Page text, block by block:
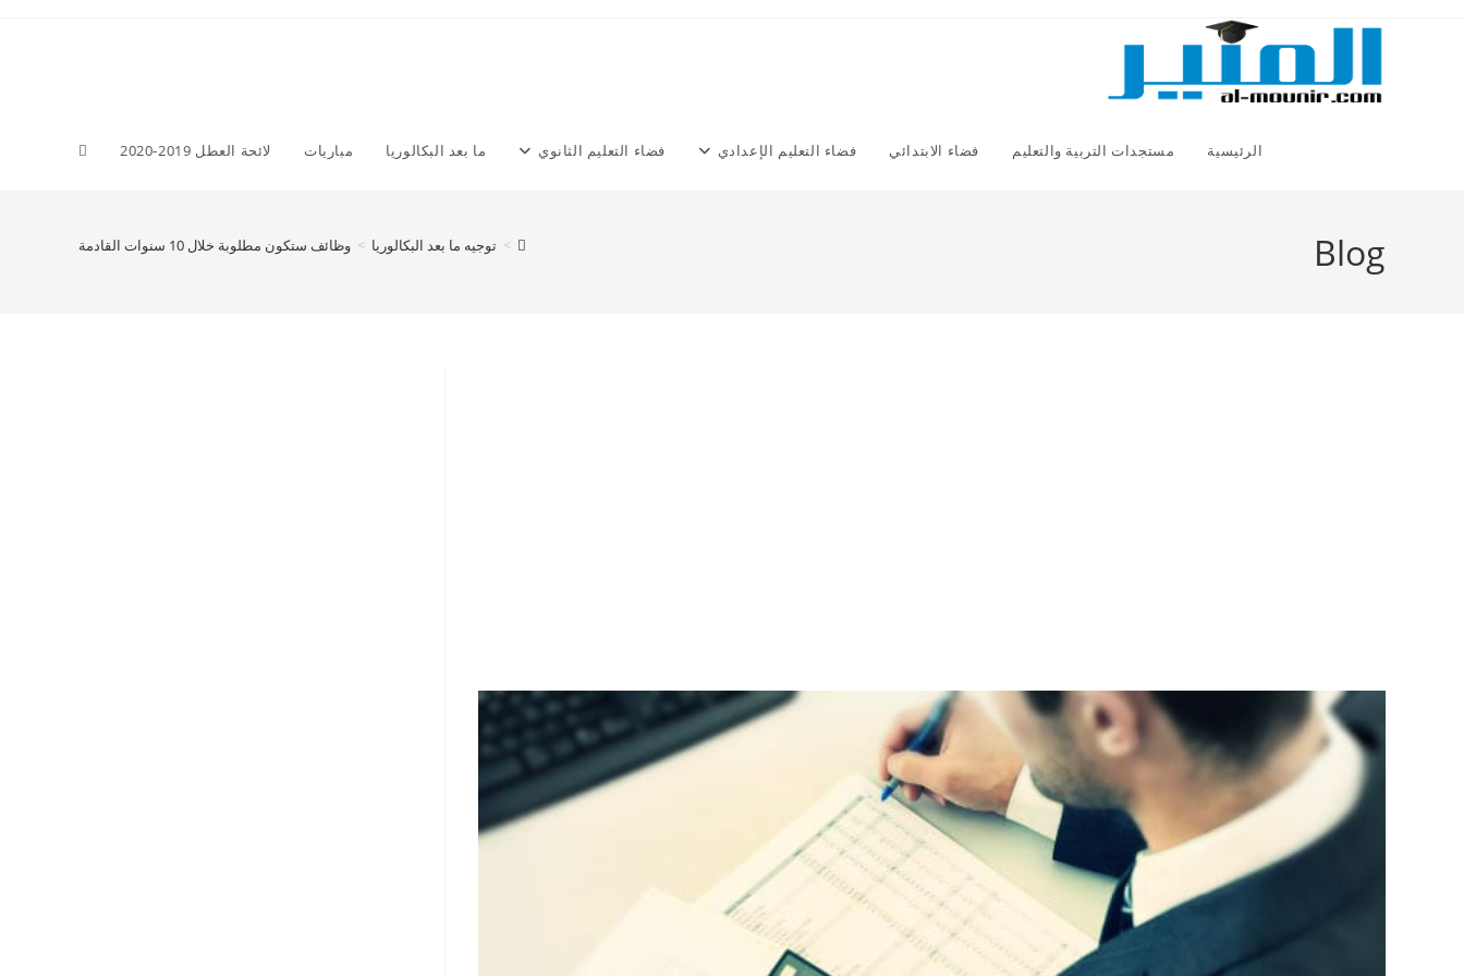
الرئيسية مستجدات التربية والتعليم فضاء الابتدائي فضاء التعليم الإعدادي فضاء التعليم الثانوي ما بعد البكالوريا مباريات لائحة العطل 2019-2020 Toggle
Blog
> توجيه ما بعد البكالوريا > وظائف ستكون مطلوبة خلال 10 سنوات القادمة